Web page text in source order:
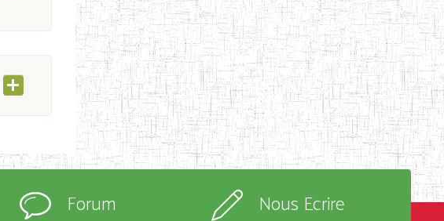
Forum Nous Ecrire